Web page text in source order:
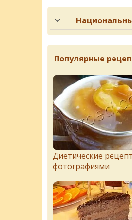
Популярные
Диетические
фотографиями